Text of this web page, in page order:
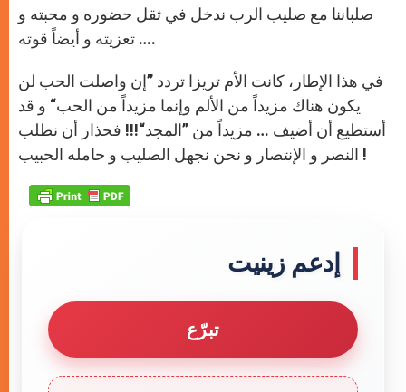
صلباننا مع صليب الرب ندخل في ثقل حضوره و محبته و
تعزيته و أيضاً قوته ….
في هذا الإطار، كانت الأم تريزا تردد ”إن واصلت الحب لن
يكون هناك مزيداً من الألم وإنما مزيداً من الحب“ و قد
أستطيع أن أضيف … مزيداً من ”المجد“!!! فحذار أن نطلب
النصر و الإنتصار و نحن نجهل الصليب و حامله الحبيب !
إدعم زينيت
تبرّع